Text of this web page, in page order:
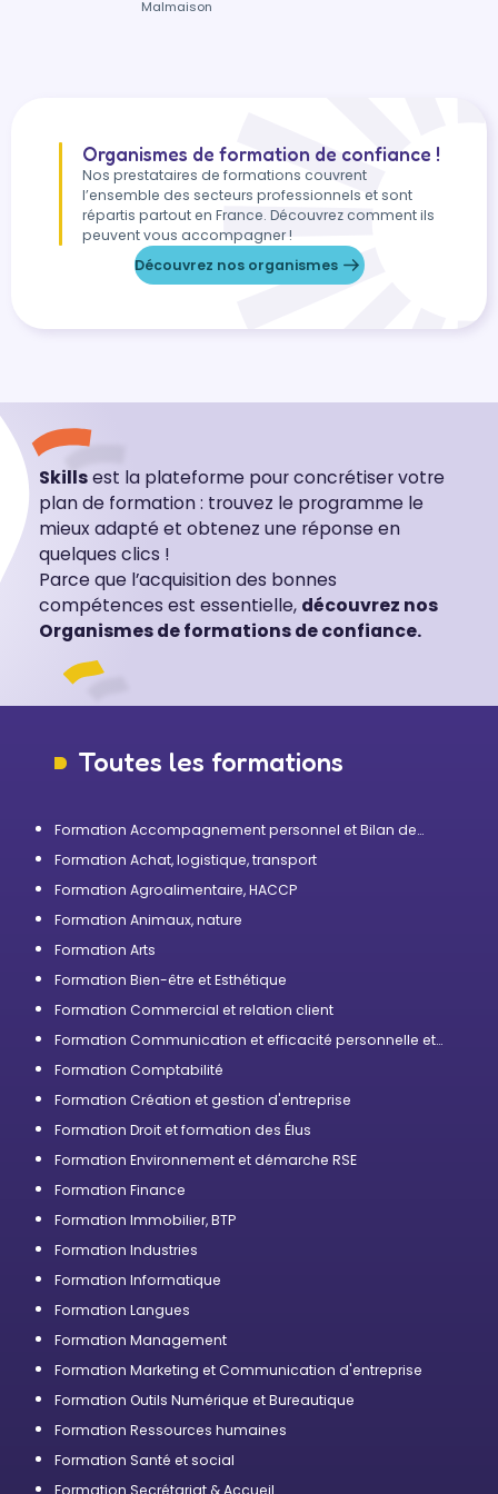
Malmaison
Organismes de formation de confiance !
Nos prestataires de formations couvrent
l’ensemble des secteurs professionnels et sont
répartis partout en France. Découvrez comment ils
peuvent vous accompagner !
Découvrez nos organismes
Skillsest la plateforme pour concrétiser votre
plan de formation : trouvez le programme le
mieux adapté et obtenez une réponse en
quelques clics !
Parce que l’acquisition des bonnes
compétences est essentielle, découvrez nos
Organismes de formations de confiance.
Toutes les formations
Formation Accompagnement personnel et Bilan de
Formation Achat, logistique, transport
Formation Agroalimentaire, HACCP
Formation Animaux, nature
Formation Arts
Formation Bien-être et Esthétique
Formation Commercial et relation client
Formation Communication et efficacité personnelle et
Formation Comptabilité
Formation Création et gestion d'entreprise
Formation Droit et formation des Élus
Formation Environnement et démarche RSE
Formation Finance
Formation Immobilier, BTP
Formation Industries
Formation Informatique
Formation Langues
Formation Management
Formation Marketing et Communication d'entreprise
Formation Outils Numérique et Bureautique
Formation Ressources humaines
Formation Santé et social
Formation Secrétariat & Accueil